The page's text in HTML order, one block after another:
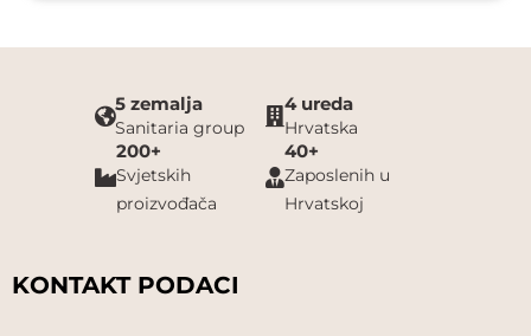
5 zemalja
Sanitaria group
4 ureda
Hrvatska
200+
Svjetskih
proizvođača
40+
Zaposlenih u
Hrvatskoj
KONTAKT PODACI